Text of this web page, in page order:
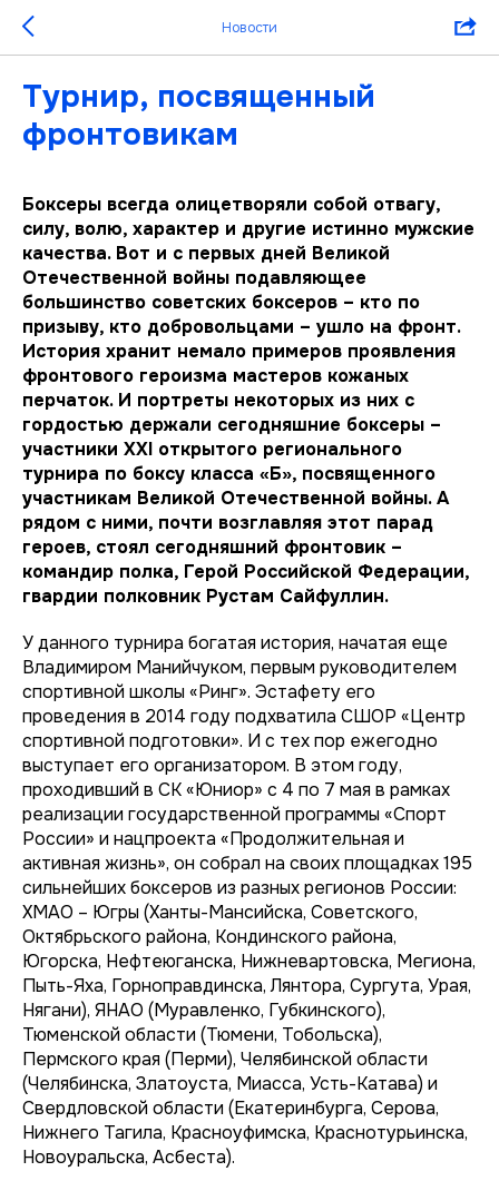
Новости
Турнир, посвященный
фронтовикам
Боксеры всегда олицетворяли собой отвагу,
силу, волю, характер и другие истинно мужские
качества. Вот и с первых дней Великой
Отечественной войны подавляющее
большинство советских боксеров – кто по
призыву, кто добровольцами – ушло на фронт.
История хранит немало примеров проявления
фронтового героизма мастеров кожаных
перчаток. И портреты некоторых из них с
гордостью держали сегодняшние боксеры –
участники XXI открытого регионального
турнира по боксу класса «Б», посвященного
участникам Великой Отечественной войны. А
рядом с ними, почти возглавляя этот парад
героев, стоял сегодняшний фронтовик –
командир полка, Герой Российской Федерации,
гвардии полковник Рустам Сайфуллин.
У данного турнира богатая история, начатая еще
Владимиром Манийчуком, первым руководителем
спортивной школы «Ринг». Эстафету его
проведения в 2014 году подхватила СШОР «Центр
спортивной подготовки». И с тех пор ежегодно
выступает его организатором. В этом году,
проходивший в СК «Юниор» с 4 по 7 мая в рамках
реализации государственной программы «Спорт
России» и нацпроекта «Продолжительная и
активная жизнь», он собрал на своих площадках 195
сильнейших боксеров из разных регионов России:
ХМАО – Югры (Ханты-Мансийска, Советского,
Октябрьского района, Кондинского района,
Югорска, Нефтеюганска, Нижневартовска, Мегиона,
Пыть-Яха, Горноправдинска, Лянтора, Сургута, Урая,
Нягани), ЯНАО (Муравленко, Губкинского),
Тюменской области (Тюмени, Тобольска),
Пермского края (Перми), Челябинской области
(Челябинска, Златоуста, Миасса, Усть-Катава) и
Свердловской области (Екатеринбурга, Серова,
Нижнего Тагила, Красноуфимска, Краснотурьинска,
Новоуральска, Асбеста).